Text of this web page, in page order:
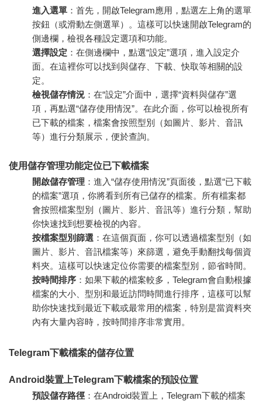
進入選單 ：首先，開啟Telegram應用，點選左上角的選單
按鈕（或滑動左側選單）。這樣可以快速開啟Telegram的
側邊欄，檢視各種設定選項和功能。
選擇設定 ：在側邊欄中，點選“設定”選項，進入設定介
面。在這裡你可以找到與儲存、下載、快取等相關的設
定。
檢視儲存情況 ：在“設定”介面中，選擇“資料與儲存”選
項，再點選“儲存使用情況”。在此介面，你可以檢視所有
已下載的檔案，檔案會按照型別（如圖片、影片、音訊
等）進行分類展示，便於查詢。
使用儲存管理功能定位已下載檔案
開啟儲存管理 ：進入“儲存使用情況”頁面後，點選“已下載
的檔案”選項，你將看到所有已儲存的檔案。所有檔案都
會按照檔案型別（圖片、影片、音訊等）進行分類，幫助
你快速找到想要檢視的內容。
按檔案型別篩選 ：在這個頁面，你可以透過檔案型別（如
圖片、影片、音訊檔案等）來篩選，避免手動翻找每個資
料夾。這樣可以快速定位你需要的檔案型別，節省時間。
按時間排序 ：如果下載的檔案較多，Telegram會自動根據
檔案的大小、型別和最近訪問時間進行排序，這樣可以幫
助你快速找到最近下載或最常用的檔案，特別是當資料夾
內有大量內容時，按時間排序非常實用。
Telegram下載檔案的儲存位置
Android裝置上Telegram下載檔案的預設位置
預設儲存路徑 ：在Android裝置上，Telegram下載的檔案